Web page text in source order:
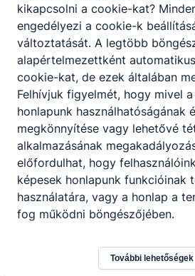
Hírek
Jókai 200
Jókai Mór-emlékév az iskolánkban
közösségépítő projekt a
kikapcsolni a cookie-kat?
engedélyezi a cookie-k
változtatását. A legtöbb
alapértelmezettként
cookie-kat, de ezek általában
Felhívjuk figyelmét, hogy mivel
honlapunk használhatóságának
megkönnyítése vagy lehetővé
alkalmazásának
előfordulhat, hogy
képesek honlapunk funkcióinak
használatára, vagy a honlap a
fog működni böngészőjében.
További lehetőségek